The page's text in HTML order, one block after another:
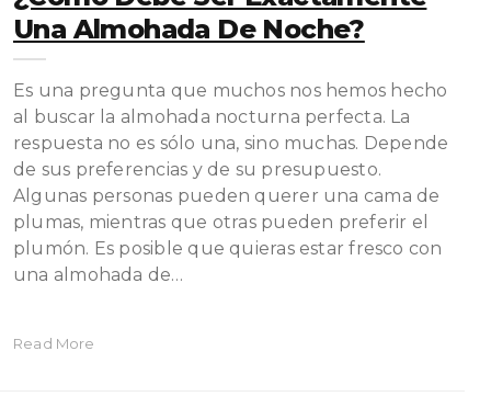
Una Almohada De Noche?
Es una pregunta que muchos nos hemos hecho
al buscar la almohada nocturna perfecta. La
respuesta no es sólo una, sino muchas. Depende
de sus preferencias y de su presupuesto.
Algunas personas pueden querer una cama de
plumas, mientras que otras pueden preferir el
plumón. Es posible que quieras estar fresco con
una almohada de…
Read More